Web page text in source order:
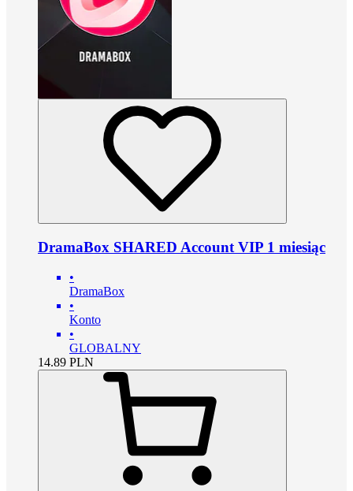
DramaBox SHARED Account VIP 1 miesiąc
•
DramaBox
•
Konto
•
GLOBALNY
14.89 PLN